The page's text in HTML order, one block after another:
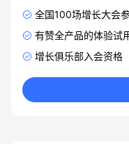
全国100场增长大会
有赞全产品的体验试
增长俱乐部入会资格